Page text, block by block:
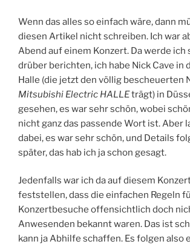
Wenn das alles so einfach wäre, dann
diesen Artikel nicht schreiben. Ich war
Abend auf einem Konzert. Da werde ich
drüber berichten, ich habe Nick Cave in
Halle (die jetzt den völlig bescheuerten
Mitsubishi Electric HALLEträgt) in
gesehen, es war sehr schön, wobei
nicht ganz das passende Wort ist. Aber
dabei, es war sehr schön, und Details
später, das hab ich ja schon gesagt.
Jedenfalls war ich da auf diesem
feststellen, dass die einfachen Regeln
Konzertbesuche offensichtlich doch
Anwesenden bekannt waren. Das ist
kann ja Abhilfe schaffen. Es folgen also